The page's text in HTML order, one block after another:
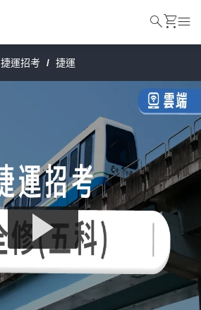
捷運招考 / 捷運
searchshopping_cartmenu